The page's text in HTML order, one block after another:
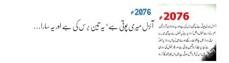
2076ء
آئزل میری پوتی ہے‘ یہ تین برس کی ہے اور یہ سارا…